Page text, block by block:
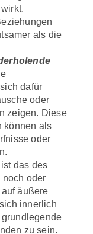
als die
dafür
oder
zeigen. Diese
können als
oder
das des
noch oder
äußere
innerlich
zu sein.